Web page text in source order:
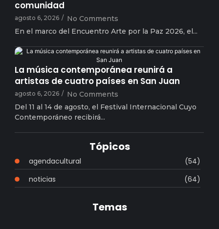
comunidad
agosto 6, 2026 / No Comments
En el marco del Encuentro Arte por la Paz 2026, el...
La música contemporánea reunirá a
artistas de cuatro países en San Juan
agosto 6, 2026 / No Comments
Del 11 al 14 de agosto, el Festival Internacional Cuyo
Contemporáneo recibirá...
Tópicos
agendacultural
(54)
noticias
(64)
Temas